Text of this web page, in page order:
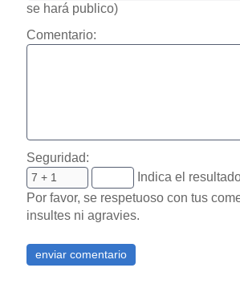
se hará publico)
Comentario:
Seguridad:
Indica el
Por favor, se respetuoso con tus
insultes ni agravies.